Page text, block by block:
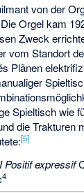
von der
Orgel kam
Zweck
vom Standort
Plänen
Spieltisch wie
die
[5]
Positif expressif
4